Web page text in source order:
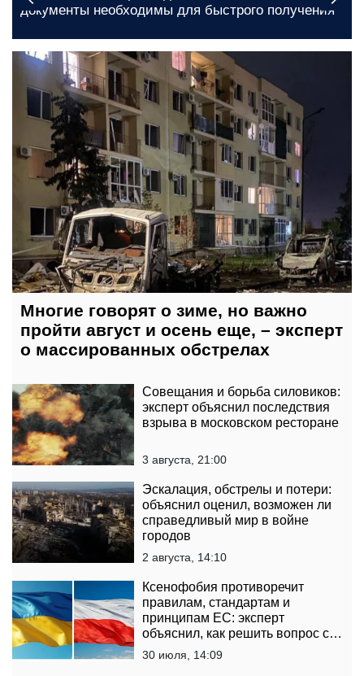
жизненно важной помощи
вчера, 06:25
Многие говорят о зиме, но важно
пройти август и осень еще, – эксперт
о массированных обстрелах
Совещания и борьба силовиков:
эксперт объяснил последствия
взрыва в московском ресторане
3 августа, 21:00
Эскалация, обстрелы и потери:
объяснил оценил, возможен ли
справедливый мир в войне
городов
2 августа, 14:10
Ксенофобия противоречит
правилам, стандартам и
принципам ЕС: эксперт
объяснил, как решить вопрос с
нападениями на украинцев в
Польше
30 июля, 14:09